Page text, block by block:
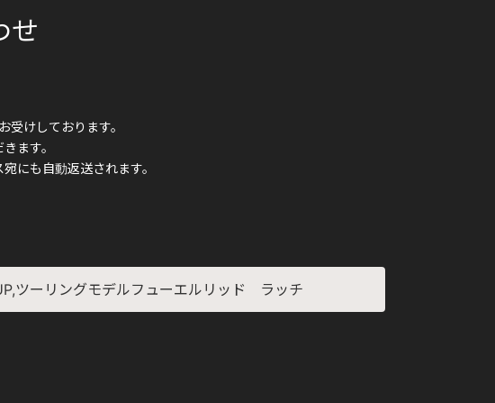
せ
けしております。
ます。
にも自動返送されます。